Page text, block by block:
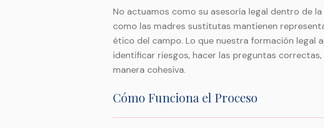
No actuamos como su asesoría legal dentro de
como las madres sustitutas mantienen
ético del campo. Lo que nuestra formación legal
identificar riesgos, hacer las preguntas
manera cohesiva.
Cómo Funciona el Proceso